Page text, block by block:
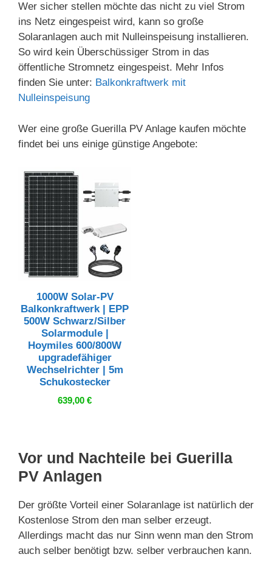
Wer sicher stellen möchte das nicht zu viel Strom
ins Netz eingespeist wird, kann so große
Solaranlagen auch mit Nulleinspeisung installieren.
So wird kein Überschüssiger Strom in das
öffentliche Stromnetz eingespeist. Mehr Infos
finden Sie unter: Balkonkraftwerk mit
Nulleinspeisung
Wer eine große Guerilla PV Anlage kaufen möchte
findet bei uns einige günstige Angebote:
1000W Solar-PV
Balkonkraftwerk | EPP
500W Schwarz/Silber
Solarmodule |
Hoymiles 600/800W
upgradefähiger
Wechselrichter | 5m
Schukostecker
639,00€
Vor und Nachteile bei Guerilla
PV Anlagen
Der größte Vorteil einer Solaranlage ist natürlich der
Kostenlose Strom den man selber erzeugt.
Allerdings macht das nur Sinn wenn man den Strom
auch selber benötigt bzw. selber verbrauchen kann.